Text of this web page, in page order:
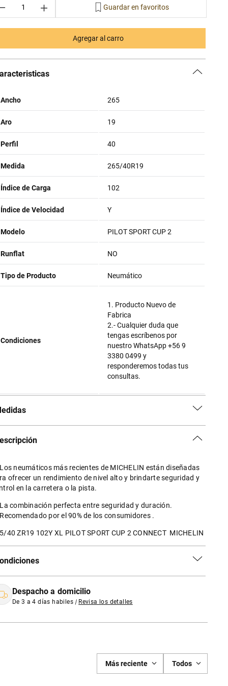
＋
Agregar al carro
Ancho 265
Aro 19
Perfil 40
Medida 265/40R19
Índice de Carga 102
Índice de Velocidad Y
Modelo PILOT SPORT CUP 2
Runflat NO
Tipo de Producto Neumático
Condiciones
1. Producto Nuevo de
Fabrica
2.- Cualquier duda que
tengas escríbenos por
nuestro WhatsApp +56 9
3380 0499 y
responderemos todas tus
consultas.
neumáticos más recientes de MICHELIN están diseñadas
ofrecer un rendimiento de nivel alto y brindarte seguridad y
en la carretera o la pista.
combinación perfecta entre seguridad y duración.
por el 90% de los consumidores .
40 ZR19 102Y XL PILOT SPORT CUP 2 CONNECT MICHELIN
Despacho a domicilio
De 3 a 4 días habiles | Revisa los detalles
Más reciente Todos